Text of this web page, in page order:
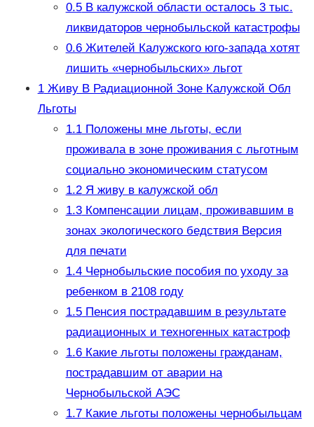
0.5В калужской области осталось 3 тыс.
ликвидаторов чернобыльской катастрофы
0.6Жителей Калужского юго-запада хотят
лишить «чернобыльских» льгот
1Живу В Радиационной Зоне Калужской Обл
Льготы
1.1Положены мне льготы, если
проживала в зоне проживания с льготным
социально экономическим статусом
1.2Я живу в калужской обл
1.3Компенсации лицам, проживавшим в
зонах экологического бедствия Версия
для печати
1.4Чернобыльские пособия по уходу за
ребенком в 2108 году
1.5Пенсия пострадавшим в результате
радиационных и техногенных катастроф
1.6Какие льготы положены гражданам,
пострадавшим от аварии на
Чернобыльской АЭС
1.7Какие льготы положены чернобыльцам